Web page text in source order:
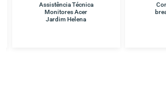
Conserto de No-
breaks Parque do
Carmo